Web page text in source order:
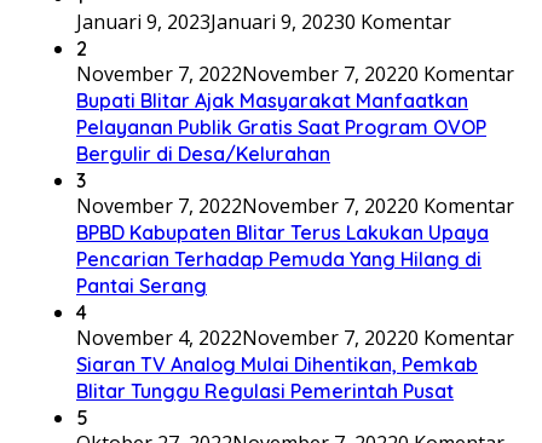
Januari 9, 2023Januari 9, 20230 Komentar
2
November 7, 2022November 7, 20220 Komentar
Bupati Blitar Ajak Masyarakat Manfaatkan
Pelayanan Publik Gratis Saat Program OVOP
Bergulir di Desa/Kelurahan
3
November 7, 2022November 7, 20220 Komentar
BPBD Kabupaten Blitar Terus Lakukan Upaya
Pencarian Terhadap Pemuda Yang Hilang di
Pantai Serang
4
November 4, 2022November 7, 20220 Komentar
Siaran TV Analog Mulai Dihentikan, Pemkab
Blitar Tunggu Regulasi Pemerintah Pusat
5